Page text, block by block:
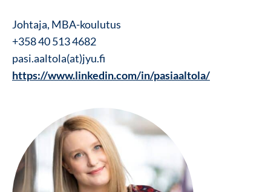
Johtaja, MBA-koulutus
+358 40 513 4682
pasi.aaltola(at)jyu.fi
https://www.linkedin.com/in/pasiaaltola/